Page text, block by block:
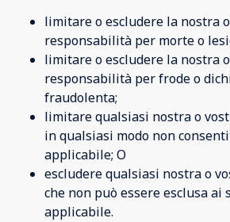
limitare o escludere la nostra
responsabilità per morte o
limitare o escludere la nostra
responsabilità per frode o
fraudolenta;
limitare qualsiasi nostra o
in qualsiasi modo non
applicabile; O
escludere qualsiasi nostra o
che non può essere esclusa ai
applicabile.